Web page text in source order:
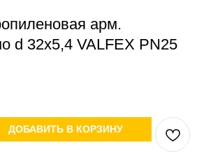
арм.
d 32x5,4 VALFEX PN25
ДОБАВИТЬ В КОРЗИНУ